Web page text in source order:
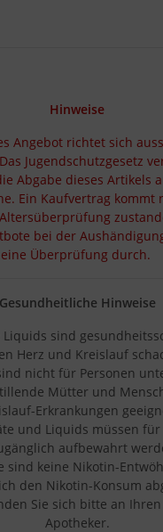
Hinweise
Angebot richtet sich
Jugendschutzgesetz
Abgabe dieses Artikels
Ein Kaufvertrag kommt
bei der
eine Überprüfung durch.
Gesundheitliche Hinweise
sind
Herz und Kreislauf
nicht für Personen
Mütter und
Erkrankungen
und Liquids müssen
aufbewahrt
sind keine Nikotin-
den Nikotin-Konsum
Sie sich bitte an
Apotheker.